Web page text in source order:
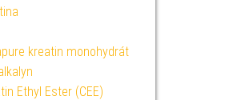
kreatin monohydrát
Ethyl Ester (CEE)